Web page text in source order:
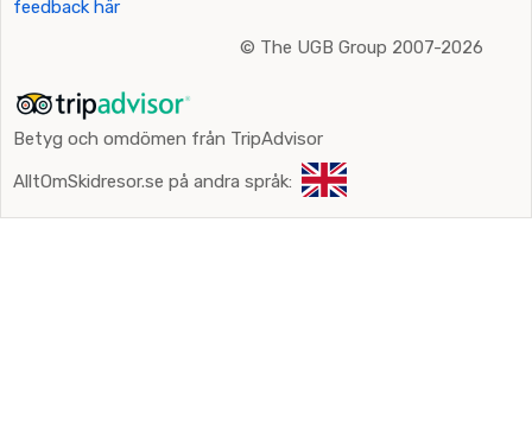
feedback här
© The UGB Group 2007-2026
Betyg och omdömen från TripAdvisor
AlltOmSkidresor.se på andra språk: